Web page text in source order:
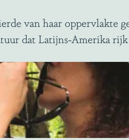
van haar oppervlakte
dat Latijns-Amerika